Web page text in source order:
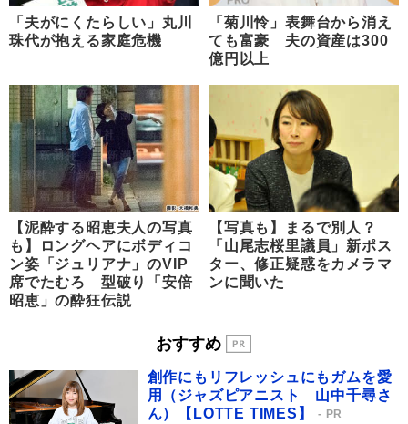
「夫がにくたらしい」丸川
珠代が抱える家庭危機
「菊川怜」表舞台から消え
ても富豪 夫の資産は300
億円以上
【泥酔する昭恵夫人の写真
も】ロングヘアにボディコ
ン姿「ジュリアナ」のVIP
席でたむろ 型破り「安倍
昭恵」の酔狂伝説
【写真も】まるで別人？
「山尾志桜里議員」新ポス
ター、修正疑惑をカメラマ
ンに聞いた
おすすめ
創作にもリフレッシュにもガムを愛
用（ジャズピアニスト 山中千尋さ
ん）【LOTTE TIMES】
PR